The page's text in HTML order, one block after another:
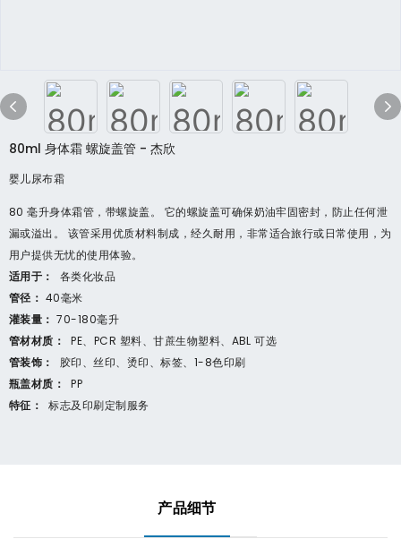
80ml 身体霜 螺旋盖管 - 杰欣
婴儿尿布霜
80 毫升身体霜管，带螺旋盖。 它的螺旋盖可确保奶油牢固密封，防止任何泄
漏或溢出。 该管采用优质材料制成，经久耐用，非常适合旅行或日常使用，为
用户提供无忧的使用体验。
适用于：
各类化妆品
管径： 40毫米
灌装量：70-180毫升
管材材质：
PE、PCR 塑料、甘蔗生物塑料、ABL 可选
管装饰：
胶印、丝印、烫印、标签、1-8色印刷
瓶盖材质：
PP
特征：
标志及印刷定制服务
产品细节